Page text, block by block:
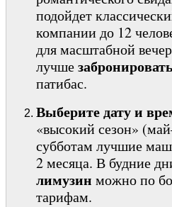
подойдет
компании до 12
для масштабной
лучше
патибас.
Выберите дату и
«высокий сезон»
субботам лучшие
2 месяца. В будние
лимузин можно по
тарифам.